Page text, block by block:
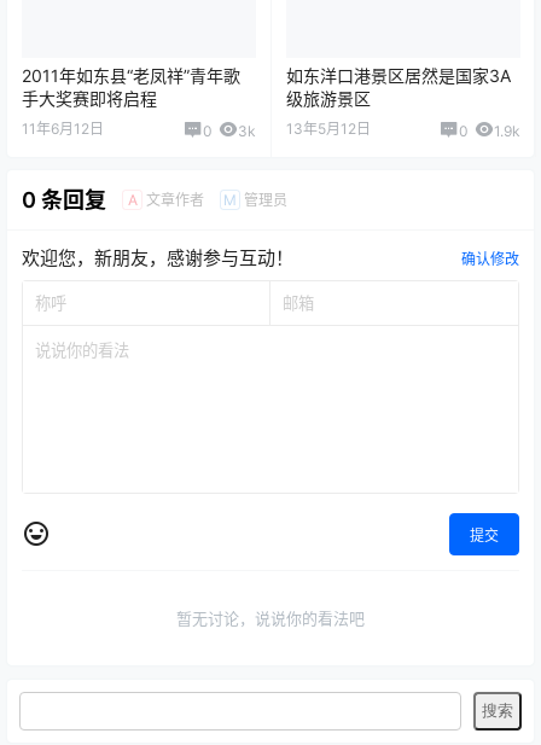
2011年如东县“老凤祥”青年歌
手大奖赛即将启程
11年6月12日 0 3k
如东洋口港景区居然是国家3A
级旅游景区
13年5月12日 0 1.9k
0 条回复 A 文章作者 M 管理员
欢迎您，新朋友，感谢参与互动！ 确认修改
提交
暂无讨论，说说你的看法吧